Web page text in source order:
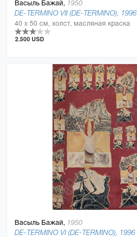
Васыль Бажай, 1950
DE-TERMINO VII (DE-TERMINO), 1996
40 x 50 см, холст, масляная краска
2.500 USD
Васыль Бажай, 1950
DE-TERMINO VI (DE-TERMINO), 1996